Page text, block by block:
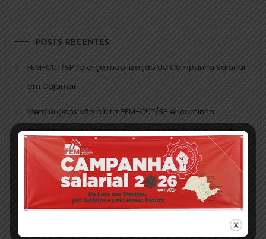
POSTS RECENTES
FEM-CUT/SP reforça mobilização da Campanha Salarial
em Cajamar
Metalúrgicos vão à luta: FEM-CUT/SP encaminha
mobilização da Campanha Salarial em todo o estado
Campanha Salarial 2025: trabalho da FEM-CUT/SP
valoriza aumento real diante da inflação acumulada
FEM-CUT/SP assina CCTs da Campanha Salarial 2025